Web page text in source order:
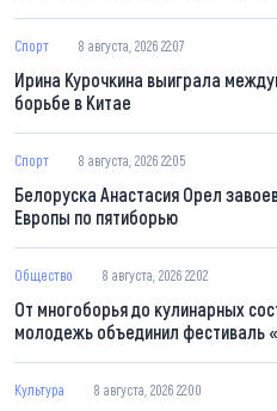
Спорт 8 августа, 2026 22:07
Ирина Курочкина выиграла
борьбе в Китае
Спорт 8 августа, 2026 22:05
Белоруска Анастасия Орел
Европы по пятиборью
Общество 8 августа, 2026 22:02
От многоборья до кулинарных
молодежь объединил фестиваль
Культура 8 августа, 2026 22:00